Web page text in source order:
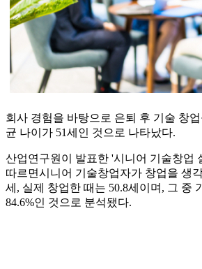
회사 경험을 바탕으로 은퇴 후 기술 창
균 나이가 51세인 것으로 나타났다.
산업연구원이 발표한 '시니어 기술창업
따르면시니어 기술창업자가 창업을 생
세, 실제 창업한 때는 50.8세이며, 그 중
84.6%인 것으로 분석됐다.